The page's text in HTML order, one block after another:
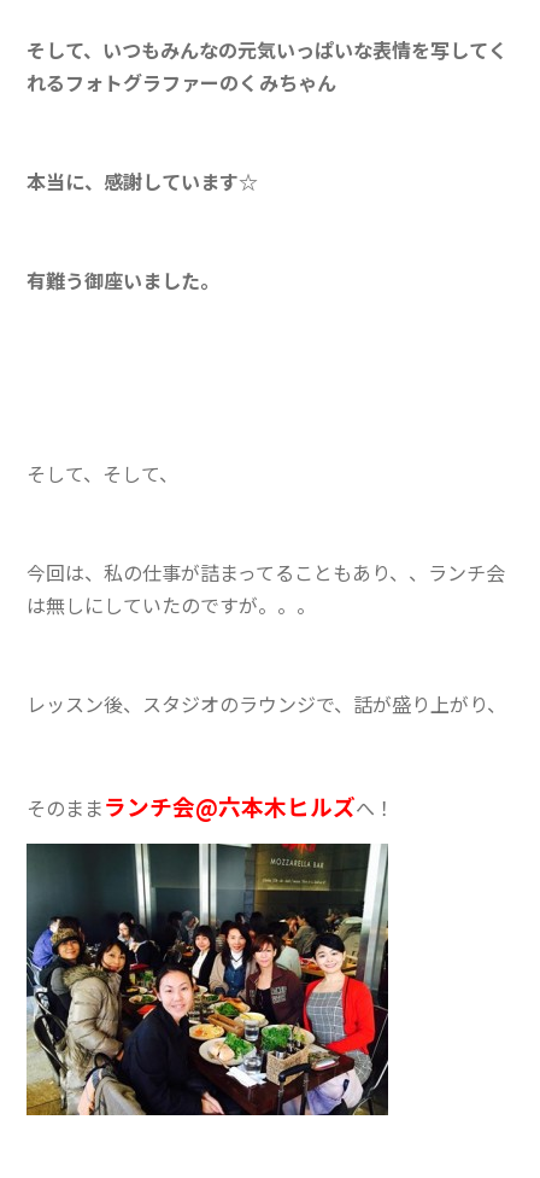
そして、いつもみんなの元気いっぱいな表情を写してく
れるフォトグラファーのくみちゃん
本当に、感謝しています☆
有難う御座いました。
そして、そして、
今回は、私の仕事が詰まってることもあり、、ランチ会
は無しにしていたのですが。。。
レッスン後、スタジオのラウンジで、話が盛り上がり、
そのままランチ会@六本木ヒルズへ！